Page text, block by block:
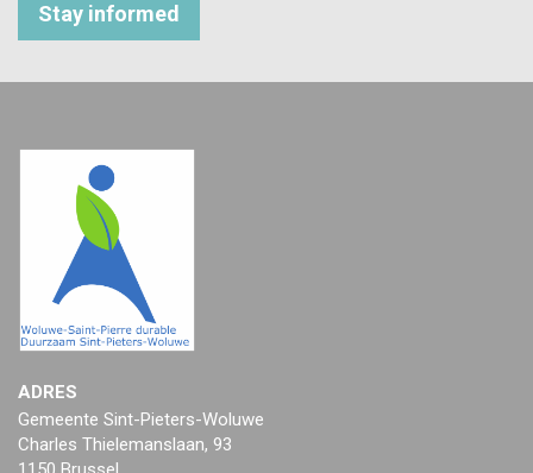
Stay informed
ADRES
Gemeente Sint-Pieters-Woluwe
Charles Thielemanslaan, 93